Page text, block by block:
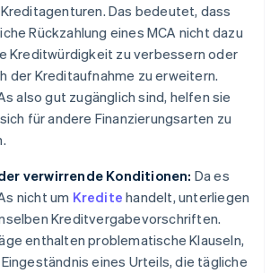
Das bedeutet, dass
Rückzahlung eines MCA nicht dazu
Kreditwürdigkeit zu verbessern oder
der Kreditaufnahme zu erweitern.
also gut zugänglich sind, helfen sie
für andere Finanzierungsarten zu
verwirrende Konditionen: Da es
nicht um Kredite handelt, unterliegen
Kreditvergabevorschriften.
enthalten problematische Klauseln,
Eingeständnis eines Urteils, die tägliche